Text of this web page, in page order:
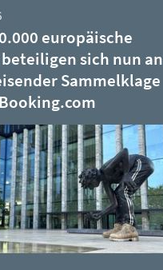
europäische
sich nun an
Sammelklage